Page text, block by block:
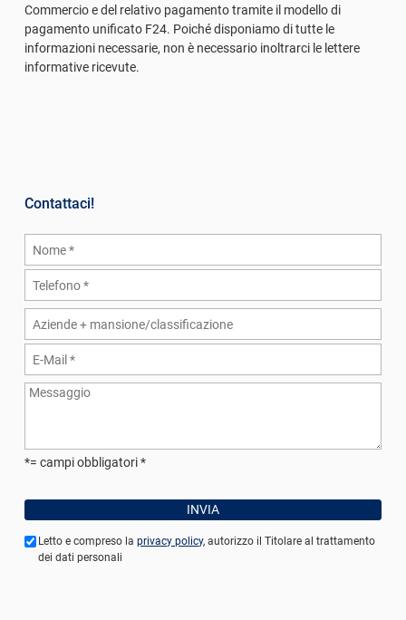
Commercio e del relativo pagamento tramite il modello di
pagamento unificato F24. Poiché disponiamo di tutte le
informazioni necessarie, non è necessario inoltrarci le lettere
informative ricevute.
Contattaci!
*= campi obbligatori
Letto e compreso laprivacy policy, autorizzo il Titolare al trattamento
dei dati personali